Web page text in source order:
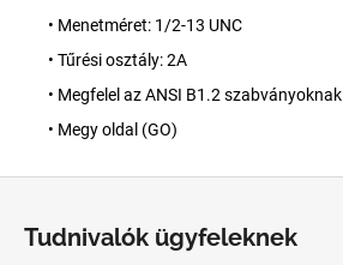
• Menetméret: 1/2-13 UNC
• Tűrési osztály: 2A
• Megfelel az ANSI B1.2 szabványoknak
• Megy oldal (GO)
Tudnivalók ügyfeleknek